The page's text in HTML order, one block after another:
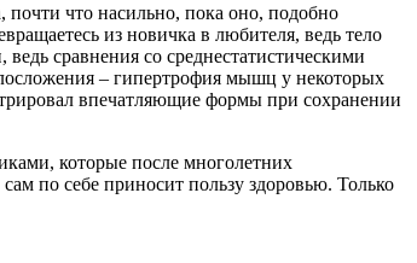
почти что насильно, пока оно, подобно
из новичка в любителя, ведь тело
сравнения со среднестатистическими
– гипертрофия мышц у некоторых
впечатляющие формы при сохранении
которые после многолетних
по себе приносит пользу здоровью. Только